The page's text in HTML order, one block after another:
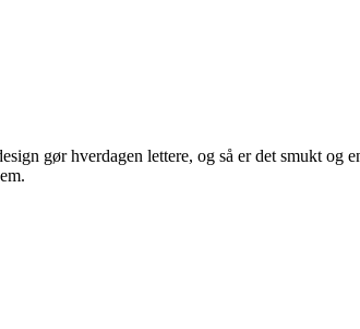
gør hverdagen lettere, og så er det smukt